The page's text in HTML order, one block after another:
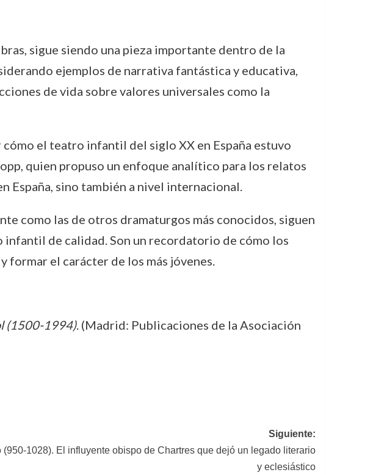
sigue siendo una pieza importante dentro de la
ejemplos de narrativa fantástica y educativa,
de vida sobre valores universales como la
el teatro infantil del siglo XX en España estuvo
quien propuso un enfoque analítico para los relatos
España, sino también a nivel internacional.
como las de otros dramaturgos más conocidos, siguen
de calidad. Son un recordatorio de cómo los
formar el carácter de los más jóvenes.
(1500-1994). (Madrid: Publicaciones de la Asociación
Siguiente:
(950-1028). El influyente obispo de Chartres que dejó un legado literario
y eclesiástico